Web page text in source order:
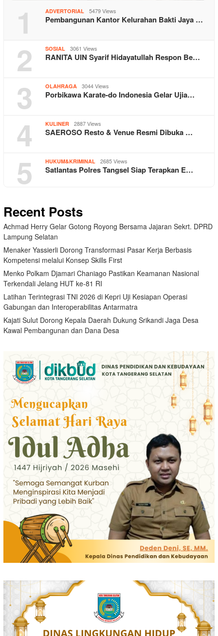
1 ADVERTORIAL 5479 Views
Pembangunan Kantor Kelurahan Bakti Jaya …
2 SOSIAL 3061 Views
RANITA UIN Syarif Hidayatullah Respon Be…
3 OLAHRAGA 3044 Views
Porbikawa Karate-do Indonesia Gelar Ujia…
4 KULINER 2887 Views
SAEROSO Resto & Venue Resmi Dibuka …
5 HUKUM&KRIMINAL 2685 Views
Satlantas Polres Tangsel Siap Terapkan E…
Recent Posts
Achmad Herry Gelar Gotong Royong Bersama Jajaran Sekrt. DPRD
Lampung Selatan
Menaker Yassierli Dorong Transformasi Pasar Kerja Berbasis
Kompetensi melalui Konsep Skills First
Menko Polkam Djamari Chaniago Pastikan Keamanan Nasional
Terkendali Jelang HUT ke-81 RI
Latihan Terintegrasi TNI 2026 di Kepri Uji Kesiapan Operasi
Gabungan dan Interoperabilitas Antarmatra
Kajati Sulut Dorong Kepala Daerah Dukung Srikandi Jaga Desa
Kawal Pembangunan dan Dana Desa